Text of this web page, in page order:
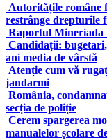
Autoritățile române
restrânge drepturile
Raportul Mineriada
Candidații:
ani media de vârstă
Atenție cum vă
jandarmi
România,
secția de poliție
Cerem spargerea
manualelor școlare